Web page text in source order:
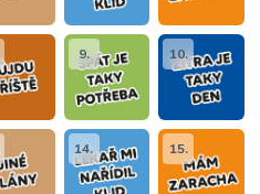
9. 10.
14. 15.